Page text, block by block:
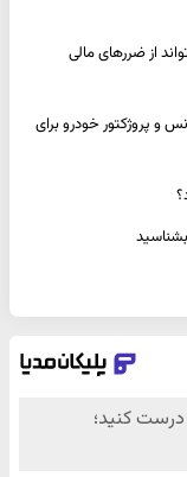
از ضررهای مالی
و پروژکتور خودرو برای